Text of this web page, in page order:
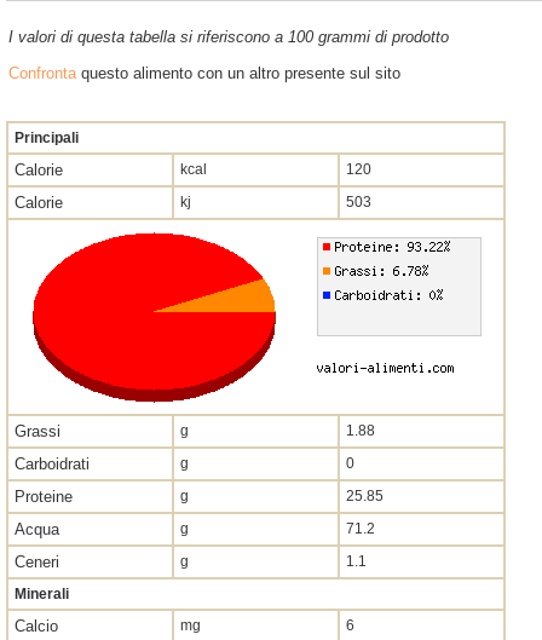
I valori di questa tabella si riferiscono a 100 grammi di prodotto
Confrontaquesto alimento con un altro presente sul sito
Principali
Calorie kcal 120
Calorie kj 503
Grassi g 1.88
Carboidrati g 0
Proteine g 25.85
Acqua g 71.2
Ceneri g
1.1
Minerali
Calcio mg 6